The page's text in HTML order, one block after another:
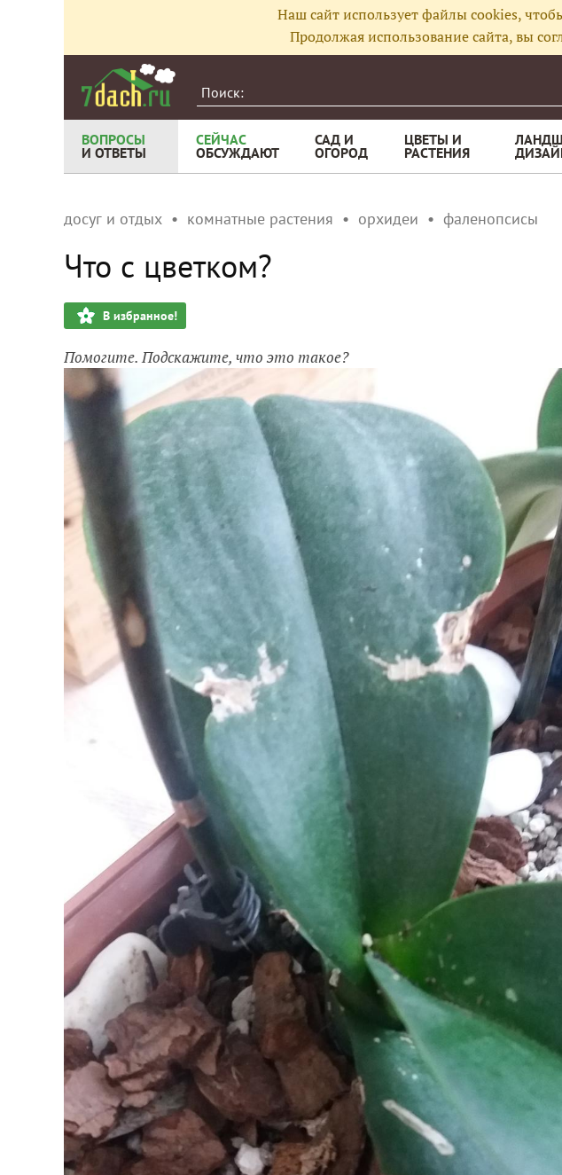
Наш сайт использует файлы cookies,
Продолжая использование сайта, вы
ВОПРОСЫ
И ОТВЕТЫ
СЕЙЧАС
ОБСУЖДАЮТ
САД И
ОГОРОД
ЦВЕТЫ И
РАСТЕНИЯ
досуг и отдых комнатные растения орхидеи фаленопсисы
Что с цветком?
В избранное!
Помогите. Подскажите, что это такое?